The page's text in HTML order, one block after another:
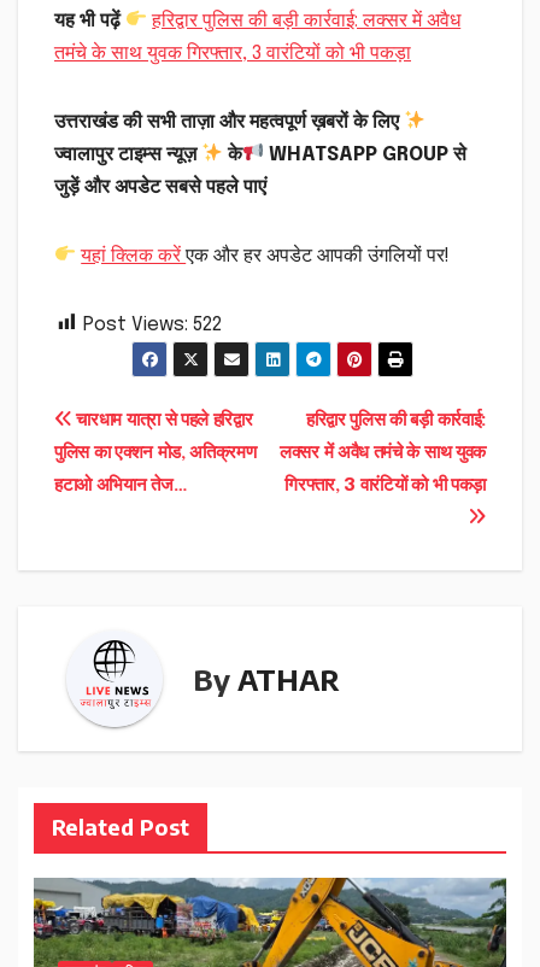
यह भी पढ़ें
हरिद्वार पुलिस की बड़ी कार्रवाई: लक्सर में अवैध
तमंचे के साथ युवक गिरफ्तार, 3 वारंटियों को भी पकड़ा
उत्तराखंड की सभी ताज़ा और महत्वपूर्ण ख़बरों के लिए
ज्वालापुर टाइम्स न्यूज़
के
WHATSAPP GROUP से
जुड़ें और अपडेट सबसे पहले पाएं
यहां क्लिक करेंएक और हर अपडेट आपकी उंगलियों पर!
Post Views: 522
Post
navigation
हरिद्वार पुलिस की बड़ी कार्रवाई:
लक्सर में अवैध तमंचे के साथ युवक
गिरफ्तार, 3 वारंटियों को भी पकड़ा
चारधाम यात्रा से पहले हरिद्वार
पुलिस का एक्शन मोड, अतिक्रमण
हटाओ अभियान तेज…
By ATHAR
Related Post